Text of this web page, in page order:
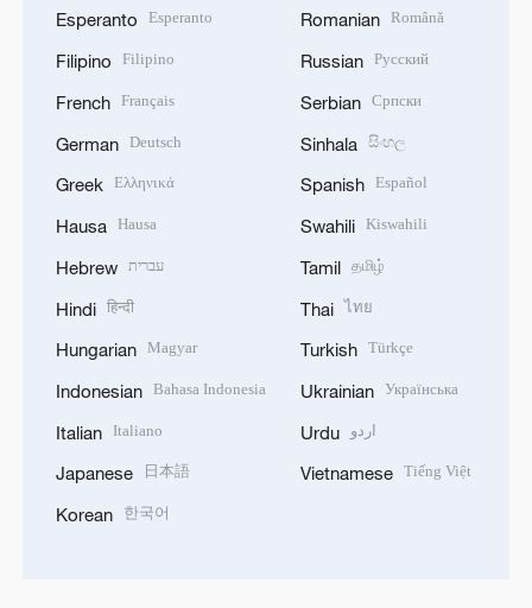
Esperanto Esperanto
Filipino Filipino
French Français
German Deutsch
Greek Ελληνικά
Hausa Hausa
Hebrew עברית
Hindi हिन्दी
Hungarian Magyar
Indonesian Bahasa Indonesia
Italian Italiano
Japanese 日本語
Korean 한국어
Romanian Română
Russian Русский
Serbian Српски
Sinhala සිංහල
Spanish Español
Swahili Kiswahili
Tamil தமிழ்
Thai ไทย
Turkish Türkçe
Ukrainian Українська
Urdu اردو
Vietnamese Tiếng Việt